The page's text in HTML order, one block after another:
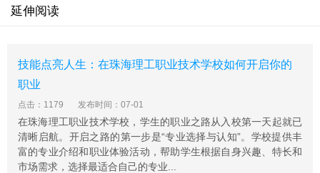
学校”;学校机电技术应用专业是广东省中等职业技术学校
学府志》。学校被广东省人民政府授予“文明单位”称号，
被高 教厅评为省级“示范学校”。2005年11月云浮市职业教
育发展现场会在该校召开，该校为市职业教育发展提供了
先进的办学经验，受到省教育厅和市政府的高 度评价。
郁南县职业技术学校优势明显
1.环境幽雅。学校坐落在县城都城镇，占地面积200亩，校
延伸阅读
技能点亮人生：在珠海理工职业技术学校如何开启你的
职业
点击：1179 发布时间：07-01
在珠海理工职业技术学校，学生的职业之路从入校第一天起就已
清晰启航。开启之路的第一步是“专业选择与认知”。学校提供丰
富的专业介绍和职业体验活动，帮助学生根据自身兴趣、特长和
市场需求，选择最适合自己的专业...